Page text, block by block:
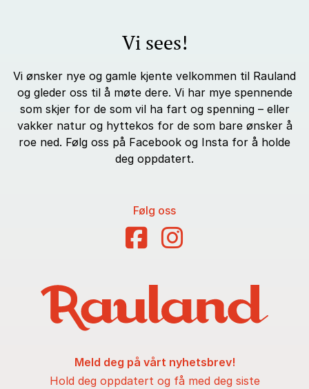
Vi sees!
Vi ønsker nye og gamle kjente velkommen til Rauland
og gleder oss til å møte dere. Vi har mye spennende
som skjer for de som vil ha fart og spenning – eller
vakker natur og hyttekos for de som bare ønsker å
roe ned. Følg oss på Facebook og Insta for å holde
deg oppdatert.
Følg oss
Meld deg på vårt nyhetsbrev!
Hold deg oppdatert og få med deg siste